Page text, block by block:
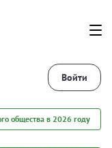
Войти
общества в 2026 году